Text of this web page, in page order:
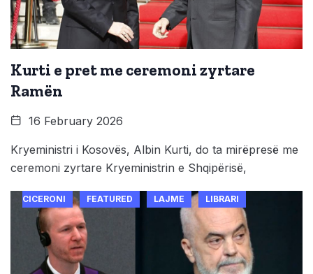
Kurti e pret me ceremoni zyrtare
Ramën
16 February 2026
Kryeministri i Kosovës, Albin Kurti, do ta mirëpresë me
ceremoni zyrtare Kryeministrin e Shqipërisë,
CICERONI FEATURED LAJME LIBRARI